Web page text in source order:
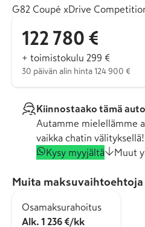
G82 Coupé xDrive
122 780 €
+ toimistokulu 299 €
30 päivän alin hinta 124 900 €
Kiinnostaako tämä
Autamme mielellämme
vaikka chatin välityksellä!
Kysy myyjältä
Muut
Muita
Osamaksurahoitus
Alk. 1 236 €/kk